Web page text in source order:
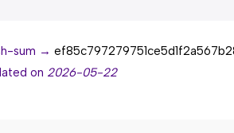
sum →
on 2026-05-22